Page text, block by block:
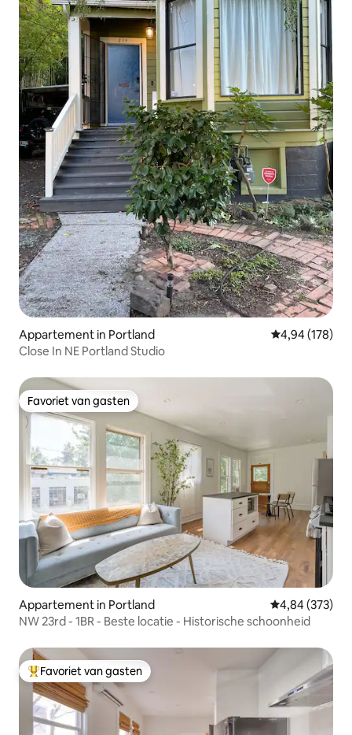
Appartement in Portland Gemiddelde
4,94 (178)
Close In NE Portland Studio
Favoriet van gasten
Favoriet van gasten
Appartement in Portland Gemiddelde
4,84 (373)
NW 23rd - 1BR - Beste locatie - Historische schoonheid
Topfavoriet van gasten
Favoriet van gasten